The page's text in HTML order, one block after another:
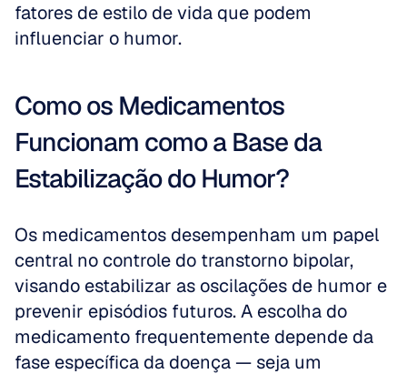
fatores de estilo de vida que podem
influenciar o humor.
Como os Medicamentos
Funcionam como a Base da
Estabilização do Humor?
Os medicamentos desempenham um papel
central no controle do transtorno bipolar,
visando estabilizar as oscilações de humor e
prevenir episódios futuros. A escolha do
medicamento frequentemente depende da
fase específica da doença — seja um